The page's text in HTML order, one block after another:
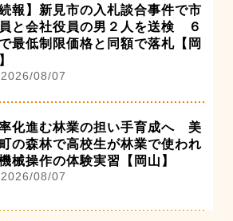
続報】新見市の入札談合事件で市
と会社役員の男２人を送検 ６
最低制限価格と同額で落札【岡
2026/08/07
化進む林業の担い手育成へ 美
の森林で高校生が林業で使われ
械操作の体験実習【岡山】
2026/08/07